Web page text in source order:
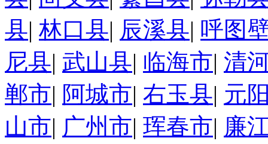
县| 林口县| 辰溪县| 呼图
尼县| 武山县| 临海市| 清
郸市| 阿城市| 右玉县| 元
山市| 广州市| 珲春市| 廉